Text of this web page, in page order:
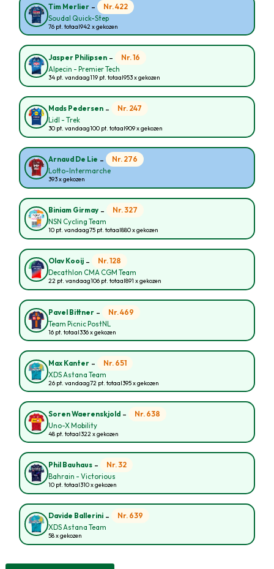
Tim Merlier - Nr. 422
Soudal Quick-Step
76 pt. totaal942 x gekozen
Jasper Philipsen - Nr. 16
Alpecin - Premier Tech
34 pt. vandaag119 pt. totaal953 x gekozen
Mads Pedersen - Nr. 247
Lidl - Trek
30 pt. vandaag100 pt. totaal909 x gekozen
Arnaud De Lie - Nr. 276
Lotto-Intermarche
393 x gekozen
Biniam Girmay - Nr. 327
NSN Cycling Team
10 pt. vandaag75 pt. totaal880 x gekozen
Olav Kooij - Nr. 128
Decathlon CMA CGM Team
22 pt. vandaag106 pt. totaal891 x gekozen
Pavel Bittner - Nr. 469
Team Picnic PostNL
16 pt. totaal336 x gekozen
Max Kanter - Nr. 651
XDS Astana Team
26 pt. vandaag72 pt. totaal395 x gekozen
Soren Waerenskjold - Nr. 638
Uno-X Mobility
48 pt. totaal322 x gekozen
Phil Bauhaus - Nr. 32
Bahrain - Victorious
10 pt. totaal310 x gekozen
Davide Ballerini - Nr. 639
XDS Astana Team
58 x gekozen